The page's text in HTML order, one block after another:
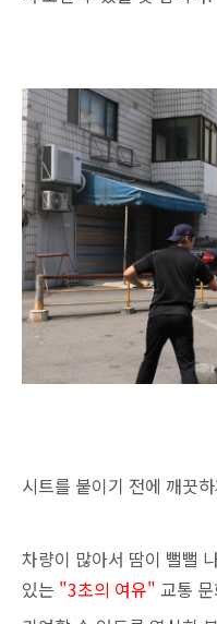
시트를 붙이기 전에 깨끗
차량이 많아서 땀이 뻘뻘
있는 "3초의 여유" 교통